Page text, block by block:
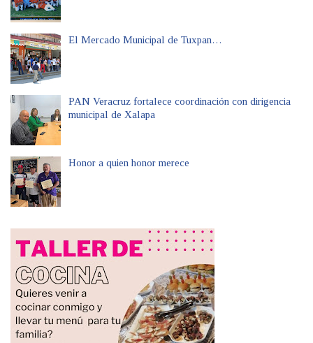
El Mercado Municipal de Tuxpan…
PAN Veracruz fortalece coordinación con dirigencia
municipal de Xalapa
Honor a quien honor merece